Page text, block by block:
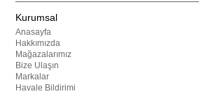
Kurumsal
Anasayfa
Hakkımızda
Mağazalarımız
Bize Ulaşın
Markalar
Havale Bildirimi